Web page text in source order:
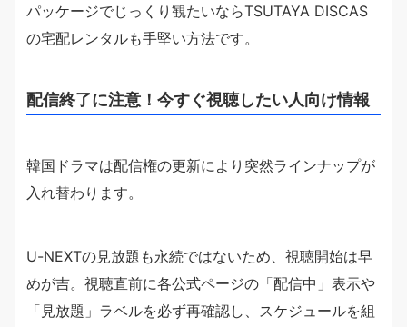
パッケージでじっくり観たいならTSUTAYA DISCAS
の宅配レンタルも手堅い方法です。
配信終了に注意！今すぐ視聴したい人向け情報
韓国ドラマは配信権の更新により突然ラインナップが
入れ替わります。
U-NEXTの見放題も永続ではないため、視聴開始は早
めが吉。視聴直前に各公式ページの「配信中」表示や
「見放題」ラベルを必ず再確認し、スケジュールを組